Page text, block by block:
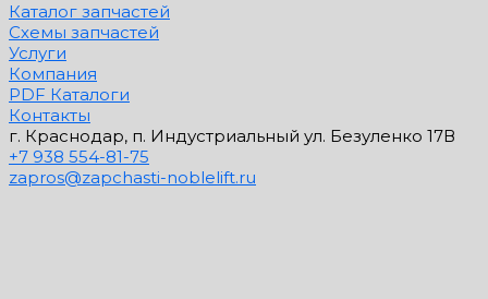
Каталог запчастей
Схемы запчастей
Услуги
Компания
PDF Каталоги
Контакты
г. Краснодар, п. Индустриальный ул. Безуленко 17В
+7 938 554-81-75
zapros@zapchasti-noblelift.ru